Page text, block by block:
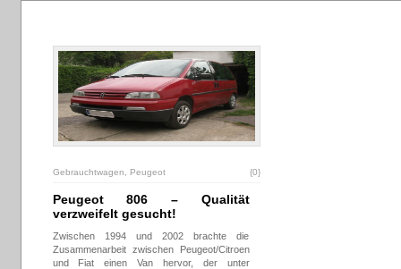
Oldtimer Opel Peugeot Pontiac
Saab Seat Sicherheit Skoda
Gebrauchtwagen Peugeot {0}
Peugeot 806 – Qualität
verzweifelt gesucht!
Zwischen 1994 und 2002 brachte die
Zusammenarbeit zwischen Peugeot/Citroen
und Fiat einen Van hervor, der unter